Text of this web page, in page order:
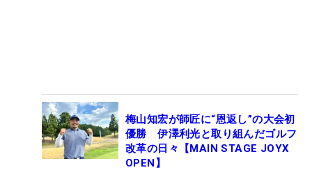
梅山知宏が師匠に“恩返し”の大会初
優勝 伊澤利光と取り組んだゴルフ
改革の日々【MAIN STAGE JOYX
OPEN】